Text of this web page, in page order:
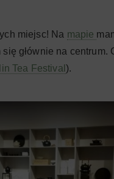
miejsc! Na mapie
głównie na centrum.
Tea Festival ).